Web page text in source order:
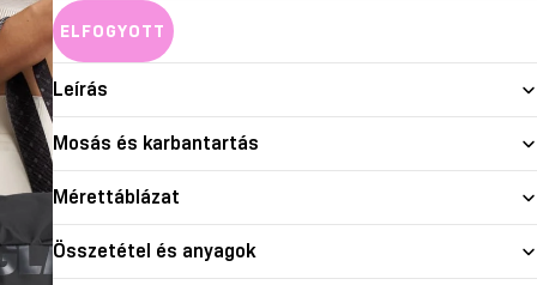
ELFOGYOTT
Leírás
Mosás és karbantartás
Mérettáblázat
Összetétel és anyagok